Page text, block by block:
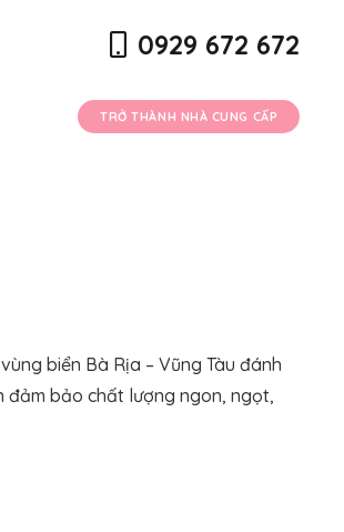
0929 672 672
TRỞ THÀNH NHÀ CUNG CẤP
biển Bà Rịa – Vũng Tàu đánh
bảo chất lượng ngon, ngọt,